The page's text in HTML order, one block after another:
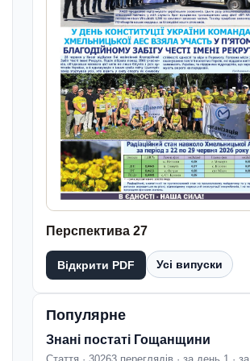
Перспектива 27
Відкрити PDF Усі випуски
Популярне
Знані постаті Гощанщини